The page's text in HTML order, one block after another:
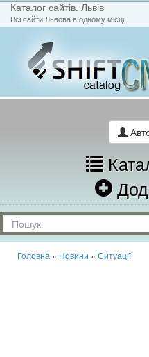
Каталог сайтів. Львів
Всі сайти Львова в одному місці
Головна » Новини » Ситуації